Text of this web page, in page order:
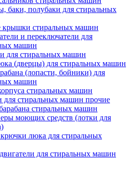
баки, полубаки для стиральных
крышки стиральных машин
и переключатели для
машин
для стиральных машин
(дверцы) для стиральных машин
(лопасти, бойники) для
машин
стиральных машин
для стиральных машин прочие
стиральных машин
моющих средств (лотки для
люка для стиральных
для стиральных машин